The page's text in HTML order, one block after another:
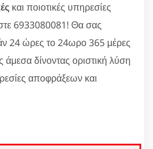
και ποιοτικές υπηρεσίες
6933080081! Θα σας
24 ώρες το 24ωρο 365 μέρες
άμεσα δίνοντας οριστική λύση
αποφράξεων και